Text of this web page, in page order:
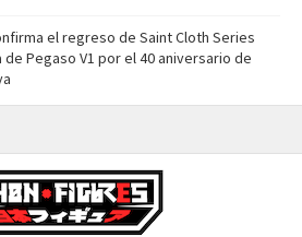
el regreso de Saint Cloth Series
de Pegaso V1 por el 40 aniversario de